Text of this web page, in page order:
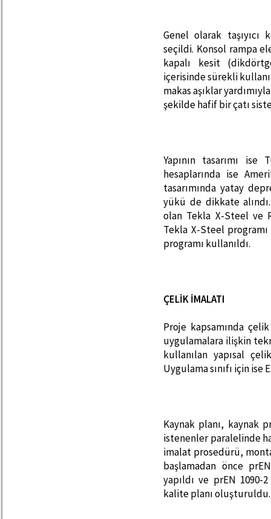
Genel olarak
seçildi. Konsol rampa
kapalı kesit
içerisinde sürekli
makas aşıklar
şekilde hafif bir çatı
Yapının tasarımı
hesaplarında ise
tasarımında yatay
yükü de dikkate
olan Tekla X-Steel ve
Tekla X-Steel
programı kullanıldı.
ÇELİK İMALATI
Proje kapsamında
uygulamalara ilişkin
kullanılan yapısal
Uygulama sınıfı için ise
Kaynak planı, kaynak
istenenler paralelinde
imalat prosedürü,
başlamadan önce
yapıldı ve prEN 1090-
kalite planı oluşturuldu.